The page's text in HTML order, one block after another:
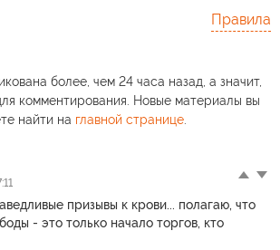
Правила
более, чем 24 часа назад, а значит,
комментирования. Новые материалы вы
найти на главной странице.
призывы к крови... полагаю, что
- это только начало торгов, кто